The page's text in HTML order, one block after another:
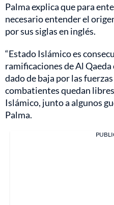
Palma explica que para
necesario entender el
por sus siglas en inglés.
“Estado Islámico es
ramificaciones de Al
dado de baja por las
combatientes quedan
Islámico, junto a algunos
Palma.